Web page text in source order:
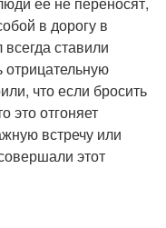
в дорогу в
ставили
отрицательную
что если бросить
это отгоняет
встречу или
этот